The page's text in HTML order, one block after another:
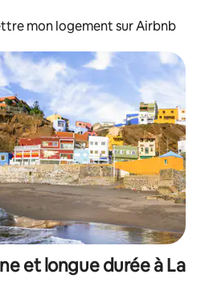
mon logement sur Airbnb
et longue durée à La